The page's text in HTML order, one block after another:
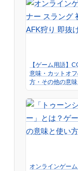
【ゲーム用語】
意味・カットオ
方・その他の意
オンラインゲー